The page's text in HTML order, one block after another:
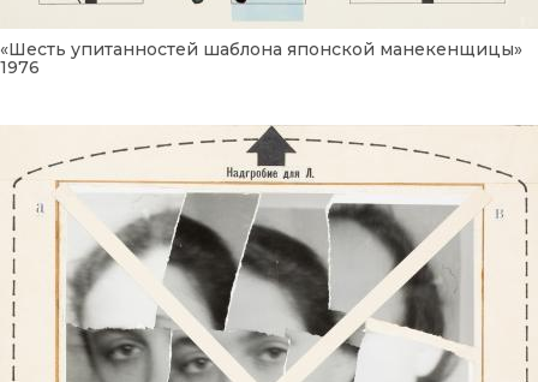
«Шесть упитанностей шаблона японской манекенщицы»
1976